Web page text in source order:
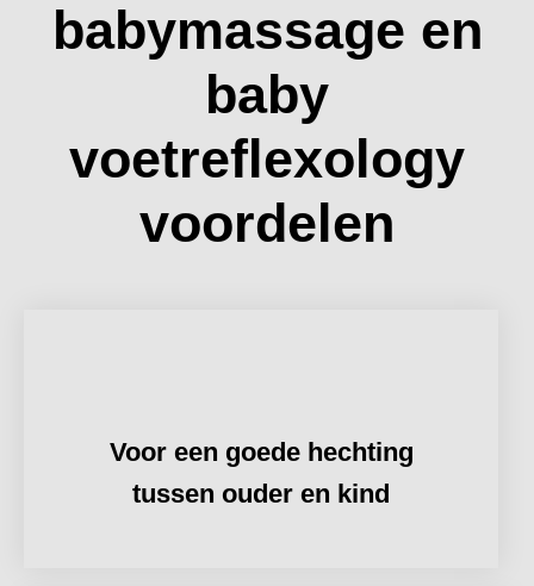
babymassage en
baby
voetreflexology
voordelen
Voor een goede hechting
tussen ouder en kind